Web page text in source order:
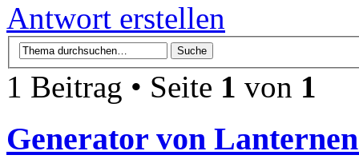
Antwort erstellen
1 Beitrag • Seite 1 von 1
Generator von